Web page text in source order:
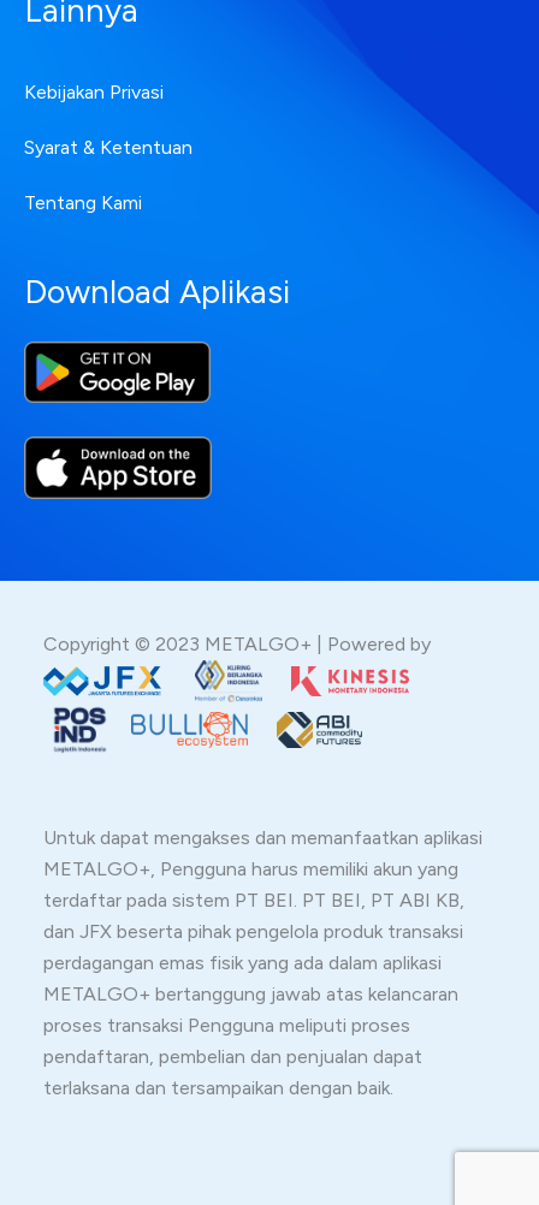
Lainnya
Kebijakan Privasi
Syarat & Ketentuan
Tentang Kami
Download Aplikasi
Copyright © 2023 METALGO+ | Powered by
Untuk dapat mengakses dan memanfaatkan aplikasi
METALGO+, Pengguna harus memiliki akun yang
terdaftar pada sistem PT BEI. PT BEI, PT ABI KB,
dan JFX beserta pihak pengelola produk transaksi
perdagangan emas fisik yang ada dalam aplikasi
METALGO+ bertanggung jawab atas kelancaran
proses transaksi Pengguna meliputi proses
pendaftaran, pembelian dan penjualan dapat
terlaksana dan tersampaikan dengan baik.